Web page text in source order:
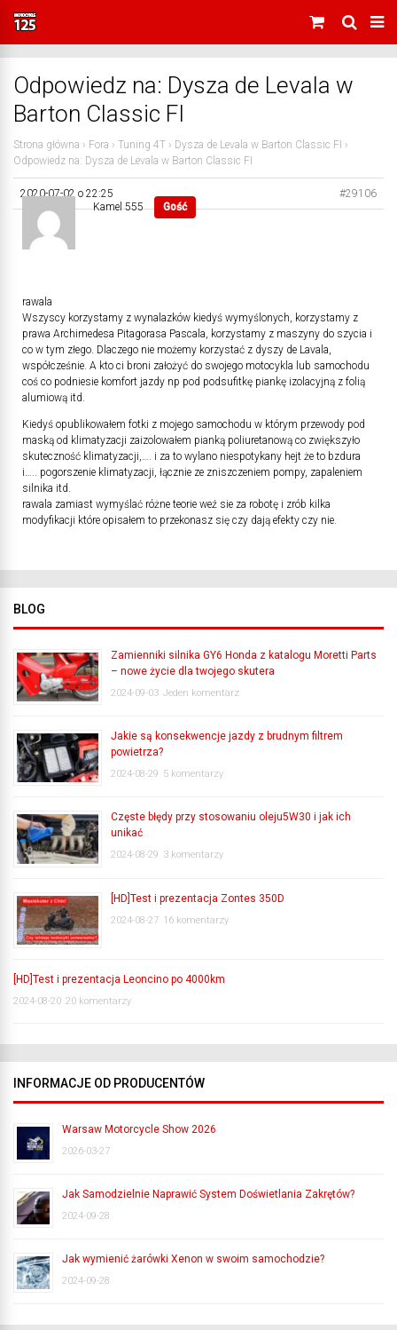
Odpowiedz na: Dysza de Levala w
Barton Classic FI
Strona główna › Fora › Tuning 4T › Dysza de Levala w Barton Classic FI ›
Odpowiedz na: Dysza de Levala w Barton Classic FI
2020-07-02 o 22:25
#29106
Kamel 555
Gość
rawala
Wszyscy korzystamy z wynalazków kiedyś wymyślonych, korzystamy z
prawa Archimedesa Pitagorasa Pascala, korzystamy z maszyny do szycia i
co w tym złego. Dlaczego nie możemy korzystać z dyszy de Lavala,
współcześnie. A kto ci broni założyć do swojego motocykla lub samochodu
coś co podniesie komfort jazdy np pod podsufitkę piankę izolacyjną z folią
alumiową itd.
Kiedyś opublikowałem fotki z mojego samochodu w którym przewody pod
maską od klimatyzacji zaizolowałem pianką poliuretanową co zwiększyło
skuteczność klimatyzacji,…. i za to wylano niespotykany hejt że to bzdura
i….. pogorszenie klimatyzacji, łącznie ze zniszczeniem pompy, zapaleniem
silnika itd.
rawala zamiast wymyślać różne teorie weź sie za robotę i zrób kilka
modyfikacji które opisałem to przekonasz się czy dają efekty czy nie.
BLOG
Zamienniki silnika GY6 Honda z katalogu Moretti Parts
– nowe życie dla twojego skutera
2024-09-03 Jeden komentarz
Jakie są konsekwencje jazdy z brudnym filtrem
powietrza?
2024-08-29 5 komentarzy
Częste błędy przy stosowaniu oleju5W30 i jak ich
unikać
2024-08-29 3 komentarzy
[HD]Test i prezentacja Zontes 350D
2024-08-27 16 komentarzy
[HD]Test i prezentacja Leoncino po 4000km
2024-08-20 20 komentarzy
INFORMACJE OD PRODUCENTÓW
Warsaw Motorcycle Show 2026
2026-03-27
Jak Samodzielnie Naprawić System Doświetlania Zakrętów?
2024-09-28
Jak wymienić żarówki Xenon w swoim samochodzie?
2024-09-28